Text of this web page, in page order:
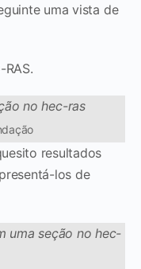
uma vista de
resultados
los de